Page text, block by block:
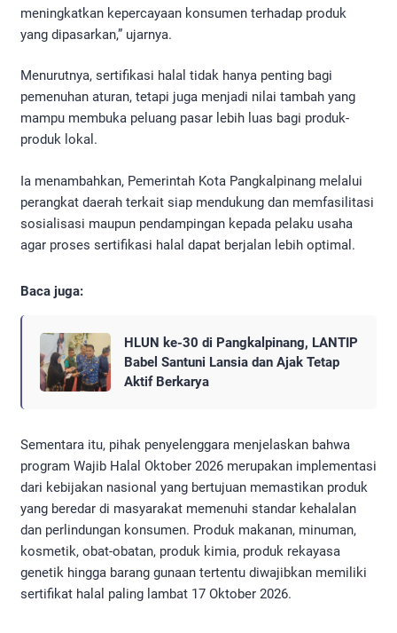
meningkatkan kepercayaan konsumen terhadap produk
yang dipasarkan,” ujarnya.
Menurutnya, sertifikasi halal tidak hanya penting bagi
pemenuhan aturan, tetapi juga menjadi nilai tambah yang
mampu membuka peluang pasar lebih luas bagi produk-
produk lokal.
Ia menambahkan, Pemerintah Kota Pangkalpinang melalui
perangkat daerah terkait siap mendukung dan memfasilitasi
sosialisasi maupun pendampingan kepada pelaku usaha
agar proses sertifikasi halal dapat berjalan lebih optimal.
Baca juga:
HLUN ke-30 di Pangkalpinang, LANTIP
Babel Santuni Lansia dan Ajak Tetap
Aktif Berkarya
Sementara itu, pihak penyelenggara menjelaskan bahwa
program Wajib Halal Oktober 2026 merupakan implementasi
dari kebijakan nasional yang bertujuan memastikan produk
yang beredar di masyarakat memenuhi standar kehalalan
dan perlindungan konsumen. Produk makanan, minuman,
kosmetik, obat-obatan, produk kimia, produk rekayasa
genetik hingga barang gunaan tertentu diwajibkan memiliki
sertifikat halal paling lambat 17 Oktober 2026.